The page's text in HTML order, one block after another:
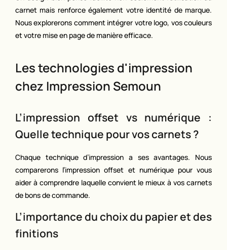
carnet mais renforce également votre identité de marque.
Nous explorerons comment intégrer votre logo, vos couleurs
et votre mise en page de manière efficace.
Les technologies d'impression
chez Impression Semoun
L’impression offset vs numérique :
Quelle technique pour vos carnets ?
Chaque technique d’impression a ses avantages. Nous
comparerons l’impression offset et numérique pour vous
aider à comprendre laquelle convient le mieux à vos carnets
de bons de commande.
L’importance du choix du papier et des
finitions